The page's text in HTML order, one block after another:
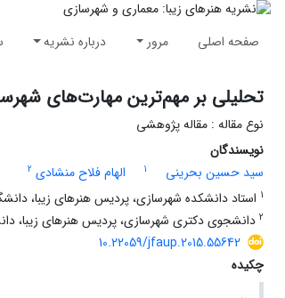
صفحه اصلی مرور درباره نشریه
تحلیلی بر مهم‌ترین مهارت‌های
نوع مقاله : مقاله پژوهشی
نویسندگان
سید حسین بحرینی
1 الهام فلاح منشادی 2
1 استاد دانشکده شهرسازی، پردیس هنرهای زیبا،
2 دانشجوی دکتری شهرسازی، پردیس هنرهای زیبا،
10.22059/jfaup.2015.55642
چکیده